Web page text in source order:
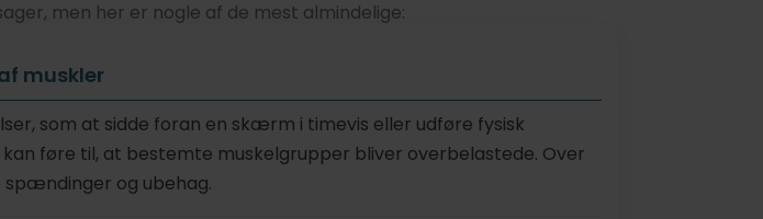
men her er nogle af de mest almindelige:
muskler
som at sidde foran en skærm i timevis eller udføre fysisk
føre til, at bestemte muskelgrupper bliver overbelastede. Over
og ubehag.